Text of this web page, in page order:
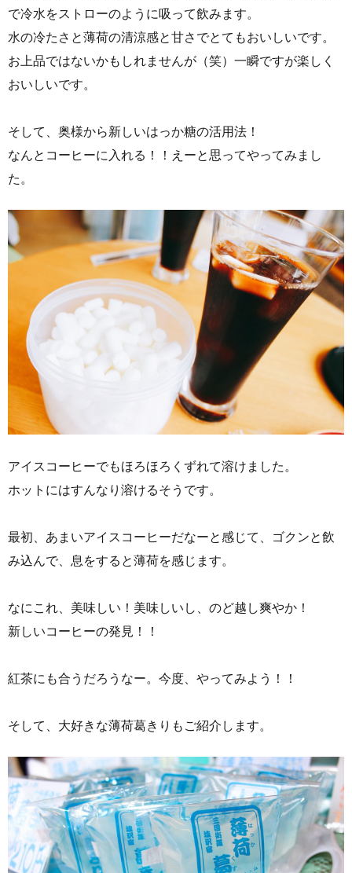
で冷水をストローのように吸って飲みます。
水の冷たさと薄荷の清涼感と甘さでとてもおいしいです。
お上品ではないかもしれませんが（笑）一瞬ですが楽しく
おいしいです。
そして、奥様から新しいはっか糖の活用法！
なんとコーヒーに入れる！！えーと思ってやってみまし
た。
アイスコーヒーでもほろほろくずれて溶けました。
ホットにはすんなり溶けるそうです。
最初、あまいアイスコーヒーだなーと感じて、ゴクンと飲
み込んで、息をすると薄荷を感じます。
なにこれ、美味しい！美味しいし、のど越し爽やか！
新しいコーヒーの発見！！
紅茶にも合うだろうなー。今度、やってみよう！！
そして、大好きな薄荷葛きりもご紹介します。